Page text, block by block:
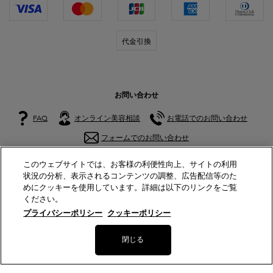
代金引換
お問い合わせ
FAQ オンライン美容相談 お電話でのお問い合わせ
フォームでのお問い合わせ
公式アカウント
特定商取引法に基づく表示
このウェブサイトでは、お客様の利便性向上、サイトの利用
状況の分析、表示されるコンテンツの調整、広告配信等のた
めにクッキーを使用しています。詳細は以下のリンクをご覧
ください。
プライバシーポリシー クッキーポリシー
閉じる